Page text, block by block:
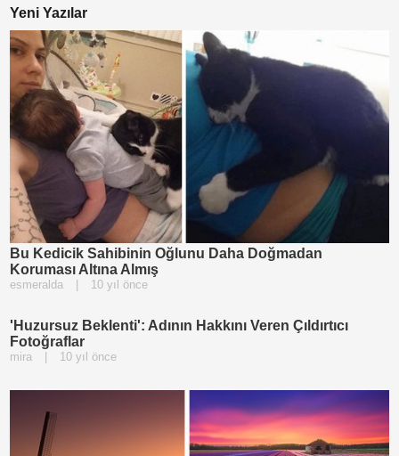
Yeni Yazılar
Bu Kedicik Sahibinin Oğlunu Daha Doğmadan
Koruması Altına Almış
esmeralda 10 yıl önce
'Huzursuz Beklenti': Adının Hakkını Veren Çıldırtıcı
Fotoğraflar
mira 10 yıl önce